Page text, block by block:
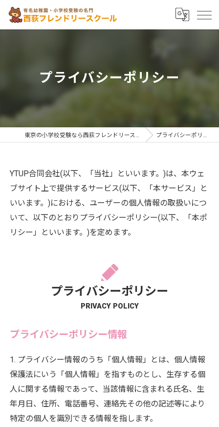
プライバシーポリシー
東京の小学校受験なら西荻フレンドリースクール プライバシーポリシー
YTUP合同会社(以下、「当社」といいます。)は、本ウェ
ブサイト上で提供するサービス(以下、「本サービス」と
いいます。)における、ユーザーの個人情報の取扱いにつ
いて、以下のとおりプライバシーポリシー(以下、「本ポ
リシー」といいます。)を定めます。
プライバシーポリシー
PRIVACY POLICY
プライバシーポリシー情報
1. プライバシー情報のうち「個人情報」とは、個人情報
保護法にいう「個人情報」を指すものとし、生存する個
人に関する情報であって、当該情報に含まれる氏名、生
年月日、住所、電話番号、連絡先その他の記述等により
特定の個人を識別できる情報を指します。